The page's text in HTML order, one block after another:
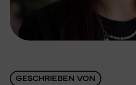
GESCHRIEBEN VON